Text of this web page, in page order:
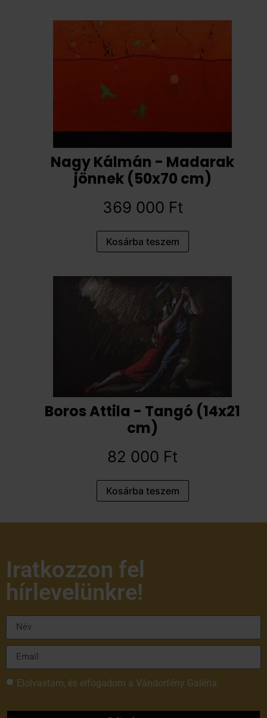
Nagy Kálmán - Madarak
jönnek (50x70 cm)
369 000 Ft
Kosárba teszem
Boros Attila - Tangó (14x21
cm)
82 000 Ft
Kosárba teszem
Iratkozzon fel
hírlevelünkre!
Elolvastam, és elfogadom a Vándorfény Galéria